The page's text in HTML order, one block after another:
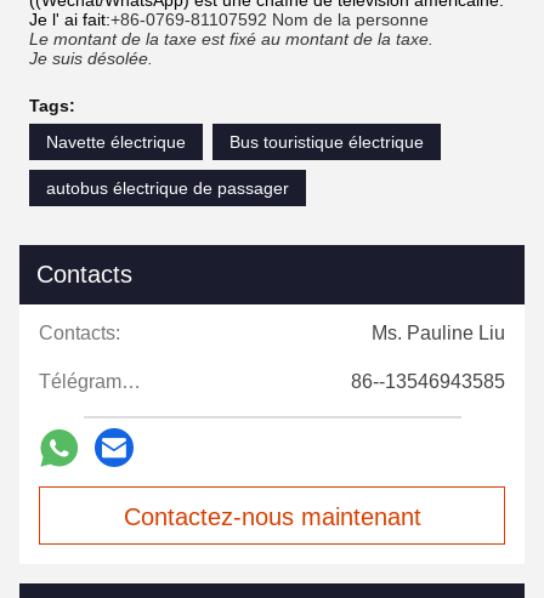
Je l' ai fait:+86-0769-81107592 Nom de la personne
Le montant de la taxe est fixé au montant de la taxe.
Je suis désolée.
Tags:
Navette électrique
Bus touristique électrique
autobus électrique de passager
Contacts
Contacts: Ms. Pauline Liu
Télégramme: 86--13546943585
Contactez-nous maintenant